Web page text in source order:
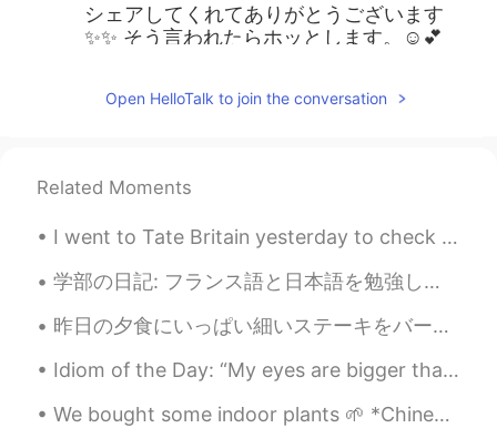
シェアしてくれてありがとうございます
✨✨ そう言われたらホッとします。☺💕
EN
Open HelloTalk to join the conversation
Related Moments
I went to Tate Britain yesterday to check out the Heather Phillipson and 1540-1930 British Art ex...
学部の日記: フランス語と日本語を勉強しています。日本人の友達になりたいて、日本に行きたいて、日本で働くたいですから、日本語を勉強します。フランスに行きたいて、今月にはケベックシティに行きます...
昨日の夕食にいっぱい細いステーキをバーベキューした Last night I barbecued a lot of thin steak 色々な食べ物で使える It can be used i...
Idiom of the Day: “My eyes are bigger than my stomach” This is a humorous expression meaning tha...
We bought some indoor plants 🌱 *Chinese Evergreen 🥰 *Kalanchoe *Rubber Plant We also bought som...